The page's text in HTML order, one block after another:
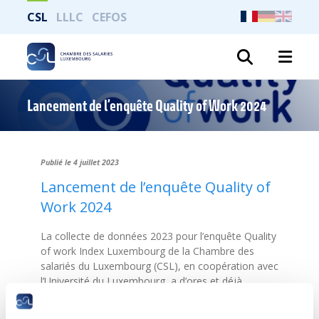
CSL LLLC CEFOS
Lancement de l’enquête Quality of Work 2024
Publié le 4 juillet 2023
Lancement de l’enquête Quality of
Work 2024
La collecte de données 2023 pour l’enquête Quality
of work Index Luxembourg de la Chambre des
salariés du Luxembourg (CSL), en coopération avec
l’Université du Luxembourg, a d’ores et déjà